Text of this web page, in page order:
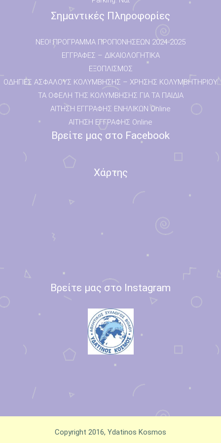
Σημαντικές Πληροφορίες
NEO! ΠΡΟΓΡΑΜΜΑ ΠΡΟΠΟΝΗΣΕΩΝ 2024-2025
ΕΓΓΡΑΦΕΣ – ΔΙΚΑΙΟΛΟΓΗΤΙΚΑ
ΕΞΟΠΛΙΣΜΟΣ
ΟΔΗΓΙΕΣ ΑΣΦΑΛΟΥΣ ΚΟΛΥΜΒΗΣΗΣ – ΧΡΗΣΗΣ ΚΟΛΥΜΒΗΤΗΡΙΟΥ
ΤΑ ΟΦΕΛΗ ΤΗΣ ΚΟΛΥΜΒΗΣΗΣ ΓΙΑ ΤΑ ΠΑΙΔΙΑ
ΑΙΤΗΣΗ ΕΓΓΡΑΦΗΣ ΕΝΗΛΙΚΩΝ Online
ΑΙΤΗΣΗ ΕΓΓΡΑΦΗΣ Online
Βρείτε μας στο Facebook
Χάρτης
Βρείτε μας στο Instagram
Copyright 2016, Ydatinos Kosmos